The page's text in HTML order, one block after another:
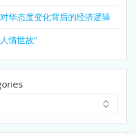
华态度变化背后的经济逻辑
情世故”